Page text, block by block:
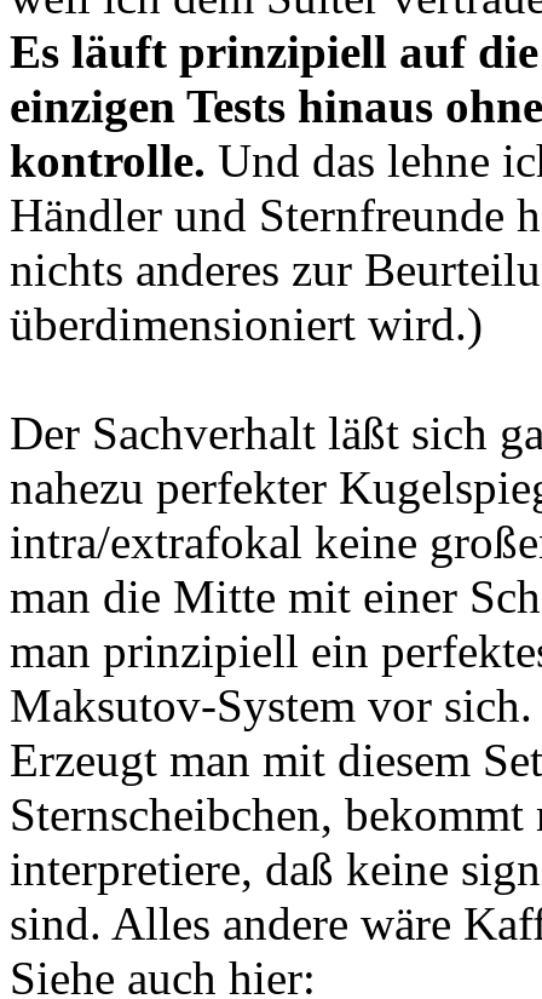
Es läuft prinzipiell auf
einzigen Tests hinaus
kontrolle. Und das lehne
Händler und Sternfreunde
nichts anderes zur
überdimensioniert wird.)
Der Sachverhalt läßt sich
nahezu perfekter
intra/extrafokal keine
man die Mitte mit einer
man prinzipiell ein
Maksutov-System vor
Erzeugt man mit diesem
Sternscheibchen,
interpretiere, daß keine
sind. Alles andere wäre
Siehe auch hier: